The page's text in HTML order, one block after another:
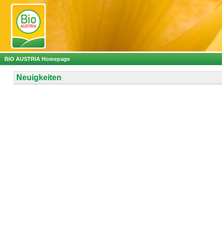
BIO AUSTRIA Homepage
Neuigkeiten